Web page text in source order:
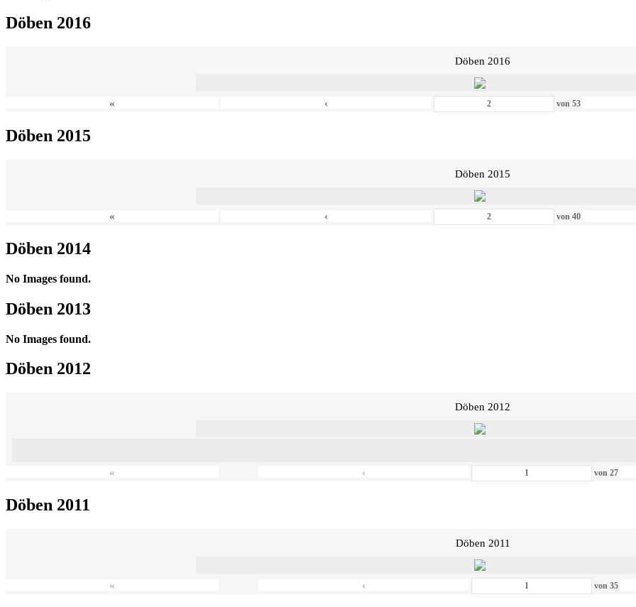
Döben 2016
Döben 2016
« ‹ von53
Döben 2015
Döben 2015
« ‹ von40
Döben 2014
No Images found.
Döben 2013
No Images found.
Döben 2012
Döben 2012
« ‹ von27
Döben 2011
Döben 2011
« ‹ von35